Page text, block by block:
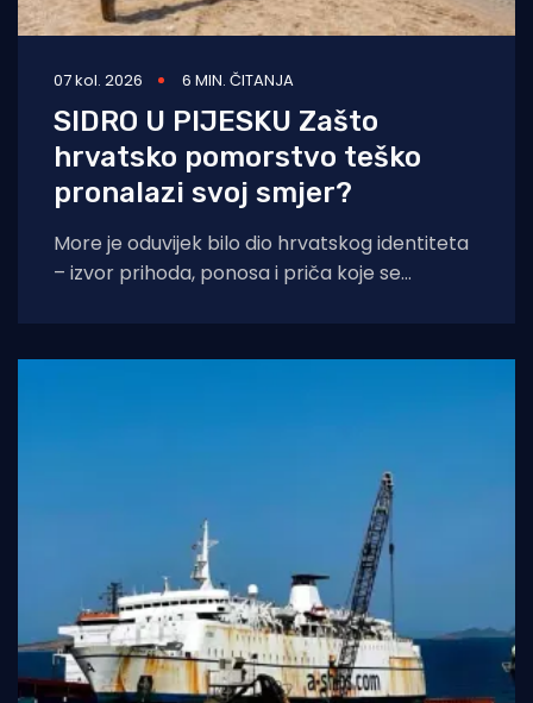
07 kol. 2026 6 MIN. ČITANJA
SIDRO U PIJESKU Zašto
hrvatsko pomorstvo teško
pronalazi svoj smjer?
More je oduvijek bilo dio hrvatskog identiteta
– izvor prihoda, ponosa i priča koje se